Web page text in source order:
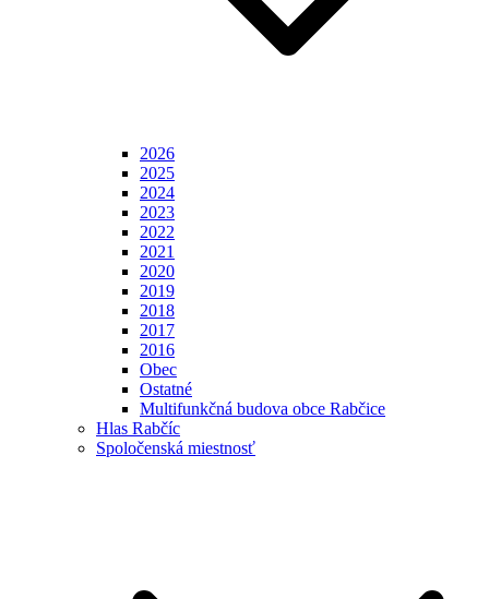
2026
2025
2024
2023
2022
2021
2020
2019
2018
2017
2016
Obec
Ostatné
Multifunkčná budova obce Rabčice
Hlas Rabčíc
Spoločenská miestnosť